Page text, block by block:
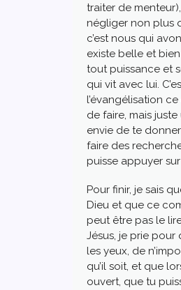
traiter de
négliger non plus
c’est nous qui
existe belle et
tout puissance et
qui vit avec lui.
l’évangélisation
de faire, mais
envie de te
faire des
puisse appuyer
Pour finir, je sais
Dieu et que ce
peut être pas le
Jésus, je prie pour
les yeux, de
qu’il soit, et que
ouvert, que tu